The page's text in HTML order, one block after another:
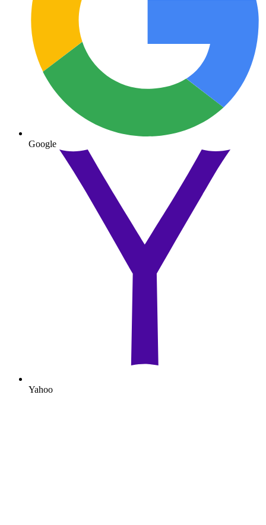
Google
Yahoo